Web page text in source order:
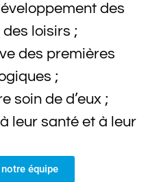
des
loisirs ;
des premières
;
soin de d’eux ;
leur santé et à leur
équipe